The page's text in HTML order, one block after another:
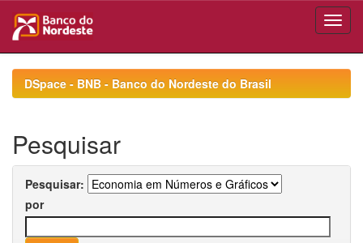
navigationDSpace - BNB - Banco do Nordeste do Brasil
Pesquisar
Pesquisar:
por